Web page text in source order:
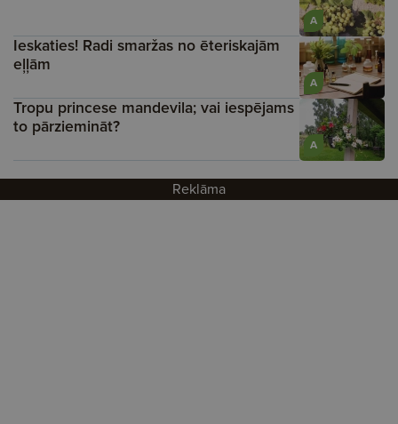
A
A
Ieskaties! Radi smaržas no ēteriskajām
eļļām
A
Tropu princese mandevila; vai iespējams
to pārziemināt?
Reklāma